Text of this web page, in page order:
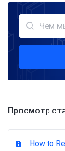
Просмотр
How to